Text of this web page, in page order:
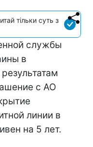
тільки суть з
службы
в
с АО
линии в
на 5 лет.